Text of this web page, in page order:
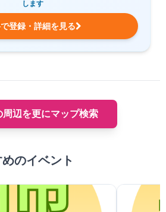
します
登録・詳細を見る
周辺を更にマップ検索
のイベント